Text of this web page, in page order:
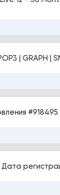
| GRAPH |
#918495